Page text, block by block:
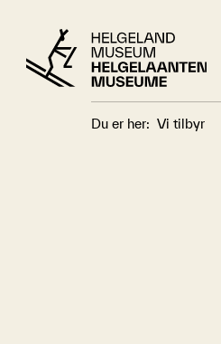
Du er her: Vi tilbyr